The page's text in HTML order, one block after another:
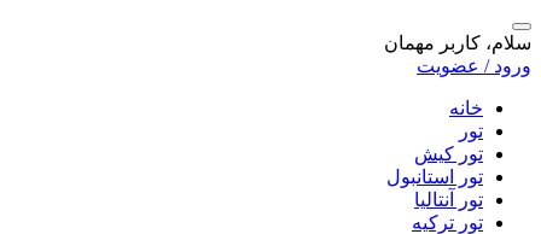
سلام، کاربر مهمان
ورود / عضویت
خانه
تور
تور کیش
تور استانبول
تور آنتالیا
تور ترکیه